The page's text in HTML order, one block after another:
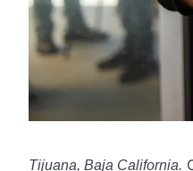
Tijuana, Baja California.